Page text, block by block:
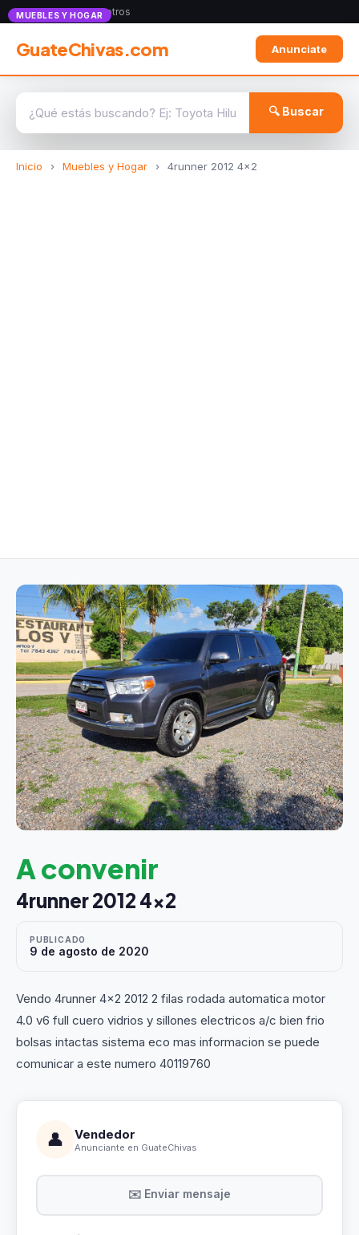
Anunciate con nosotros
GuateChivas.com Anunciate
🔍 Buscar
Inicio › Muebles y Hogar › 4runner 2012 4x2
MUEBLES Y HOGAR
A convenir
4runner 2012 4x2
PUBLICADO
9 de agosto de 2020
Vendo 4runner 4x2 2012 2 filas rodada automatica motor
4.0 v6 full cuero vidrios y sillones electricos a/c bien frio
bolsas intactas sistema eco mas informacion se puede
comunicar a este numero 40119760
👤 Vendedor
Anunciante en GuateChivas
✉️ Enviar mensaje